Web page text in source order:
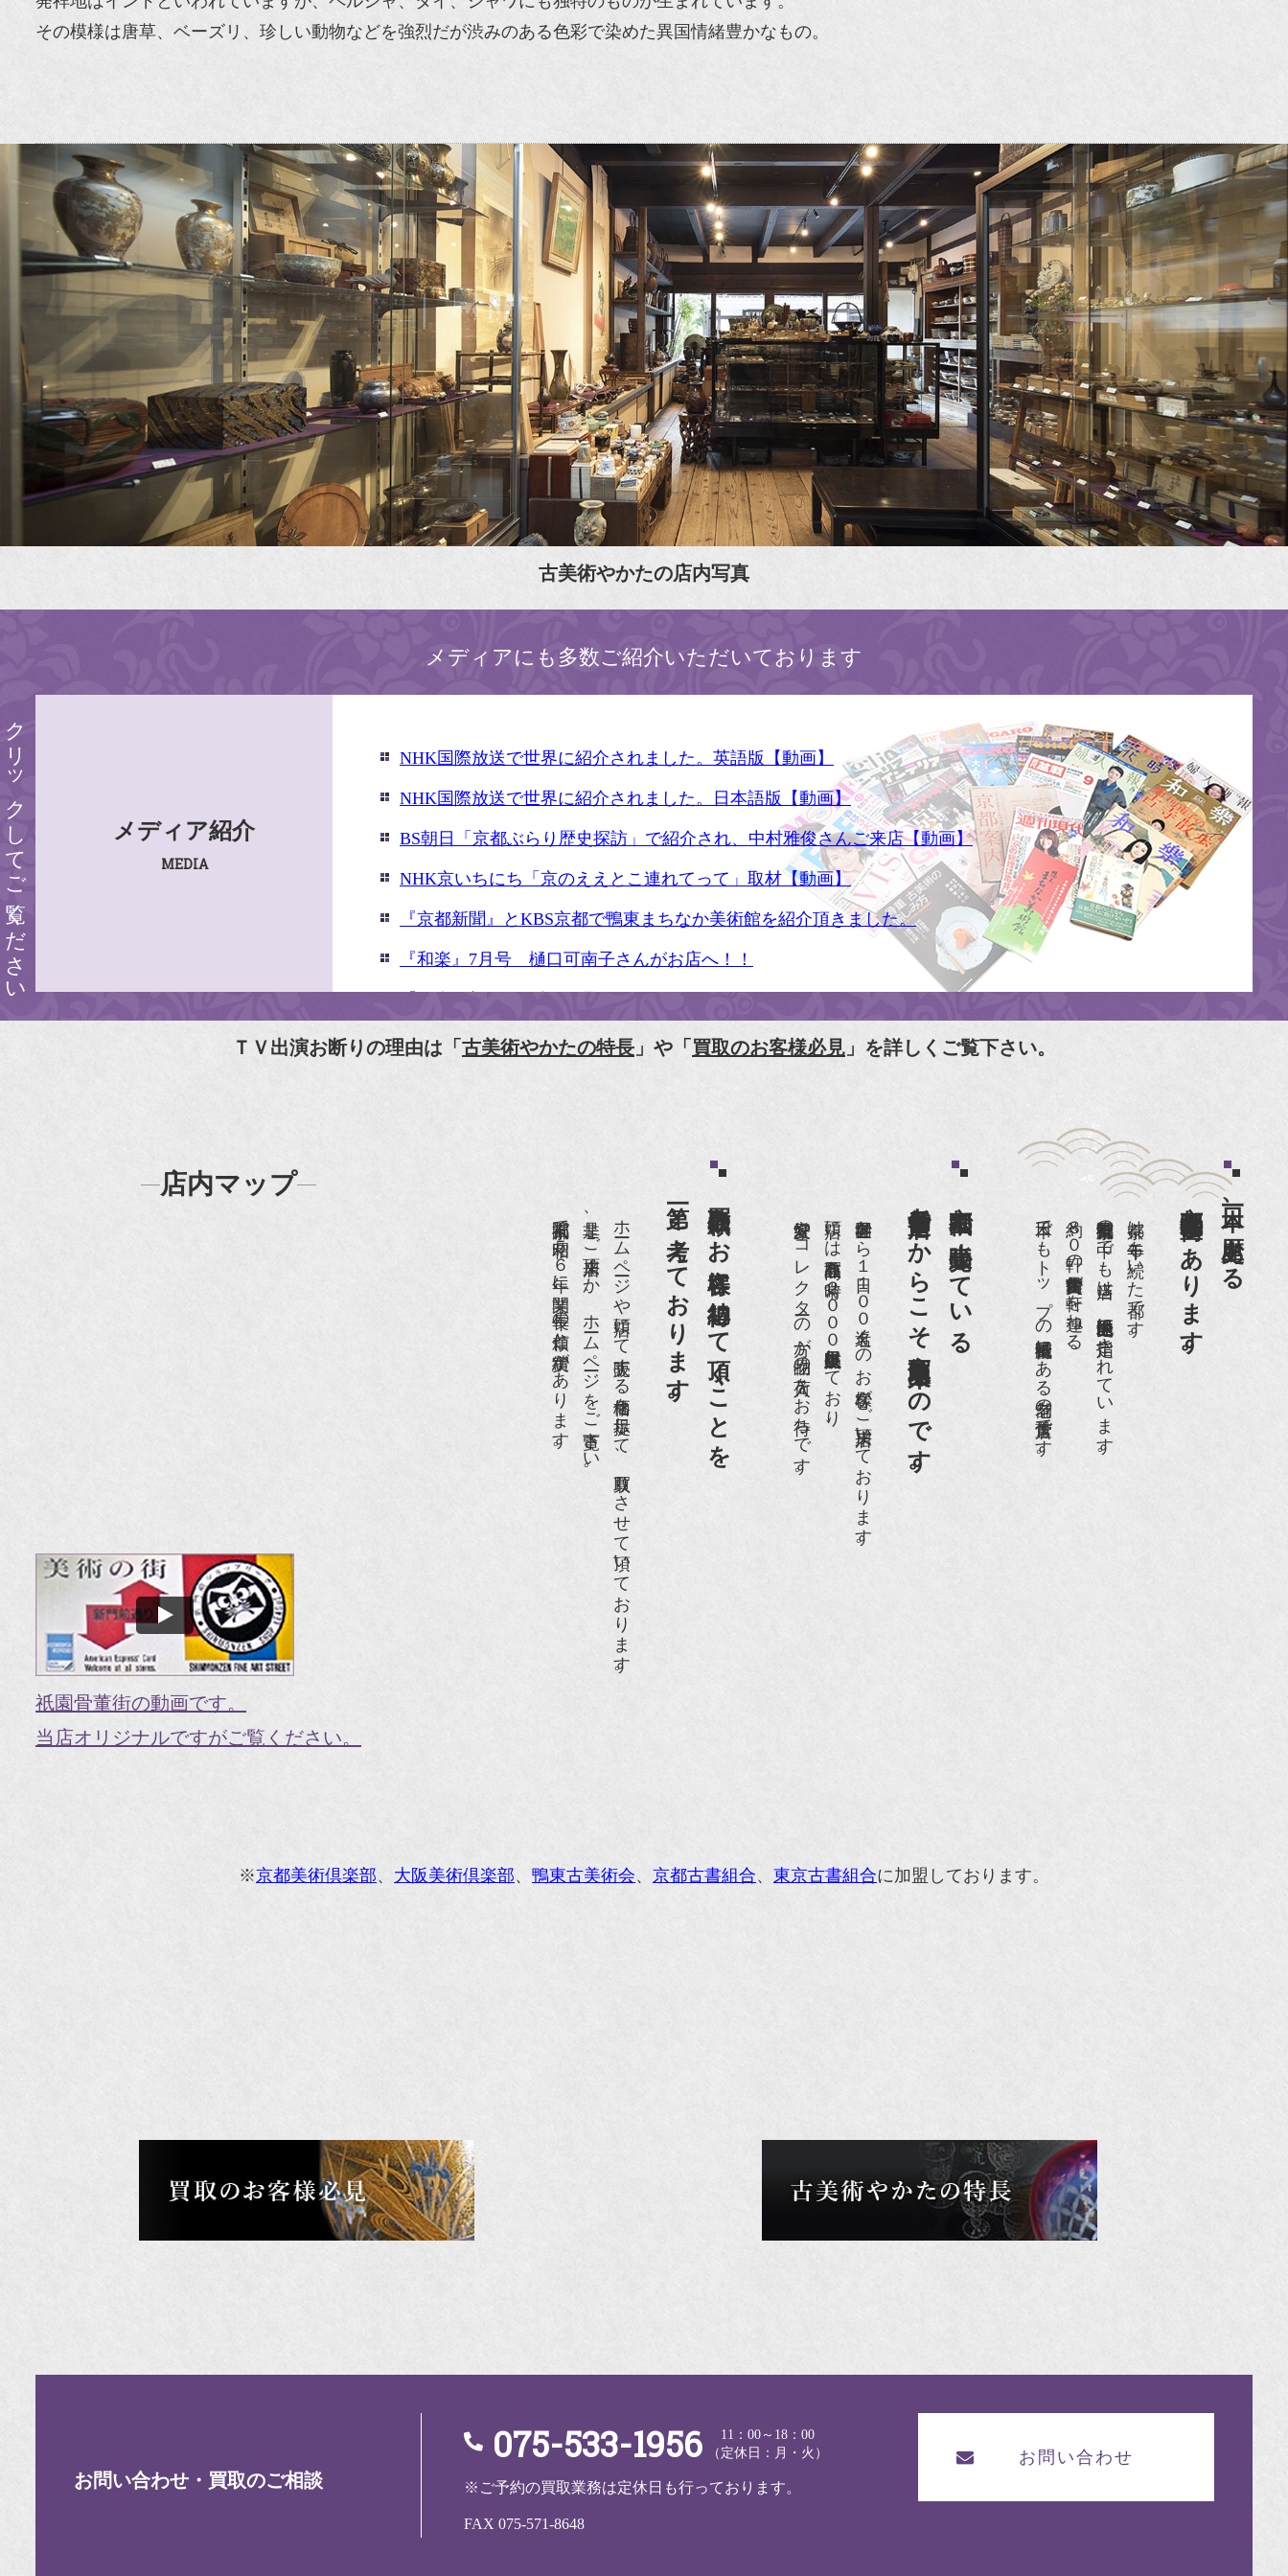
その模様は唐草、ベーズリ、珍しい動物などを強烈だが渋みのある色彩で染めた異国情緒豊かなもの。
古美術やかたの店内写真
メディアにも多数ご紹介いただいております
クリックしてご覧ください メディア紹介
MEDIA
NHK国際放送で世界に紹介されました。英語版【動画】
NHK国際放送で世界に紹介されました。日本語版【動画】
BS朝日「京都ぶらり歴史探訪」で紹介され、中村雅俊さんご来店【動画】
NHK京いちにち「京のええとこ連れてって」取材【動画】
『京都新聞』とKBS京都で鴨東まちなか美術館を紹介頂きました。
『和楽』7月号 樋口可南子さんがお店へ！！
『樋口可南子の古寺散歩』（5月17日発行）
『FIGARO japon』12月号
『mr partner』2011年2月号
2009年11月 『週刊現代』2009年11月28日号
『Hanako WEST』4月号
『骨董古美術の愉しみ方』（4月16日発行）
『ORANGE travel』2006年 SUMMER
国際交流サービス協会に2017年6月７日紹介頂きました。
『花時間』7月号
ＴＶ出演お断りの理由は「 古美術やかたの特長 」や「 買取のお客様必見 」を詳しくご覧下さい。
店内マップ
祇園骨董街の動画です。
当店オリジナルですがご覧ください。
日本一、歴史ある
京都祇園骨董街にあります。
京都は千年も続いた都です。
京都祇園骨董街の中でも当店は、歴史的保全地区に指定されています。
約８０軒の古美術骨董商が軒を連ねる、
日本でもトップの祇園骨董街にある老舗の骨董店です。
京都祇園で小売販売している
老舗骨董店だからこそ高価買取出来るのです。
世界各国から１日１００名近くのお客様がご来店頂いております。
店頭には買取商品を常時２０００点以上展示販売しており、
愛好家やコレクターの方が品物の入荷をお待ちです。
買取依頼のお客様に納得して頂くことを
第一と考えております。
ホームページや店頭にて販売する価格を提示して、買取りさせて頂いております。
是非、ご来店頂くか、ホームページをご覧下さい。
京都祇園で昭和５６年に開業、長年の信頼と実績があります。
※京都美術倶楽部、 大阪美術倶楽部、 鴨東古美術会、 京都古書組合、 東京古書組合に加盟しております。
お問い合わせ・買取のご相談
075-533-1956
11：00～18：00
（定休日：月・火）
※ご予約の買取業務は定休日も行っております。
FAX 075-571-8648
お問い合わせ